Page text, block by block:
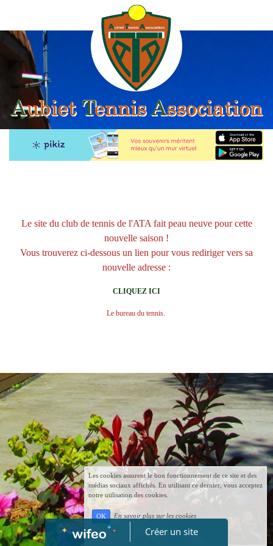
Le site du club de tennis de l'ATA fait peau neuve pour cette
nouvelle saison !
Vous trouverez ci-dessous un lien pour vous rediriger vers sa
nouvelle adresse :
CLIQUEZ ICI
Le bureau du tennis.
Créer un site
Les cookies assurent le bon fonctionnement de ce site et des
médias sociaux affichés. En utilisant ce dernier, vous acceptez
notre utilisation des cookies.
OK En savoir plus sur les cookies